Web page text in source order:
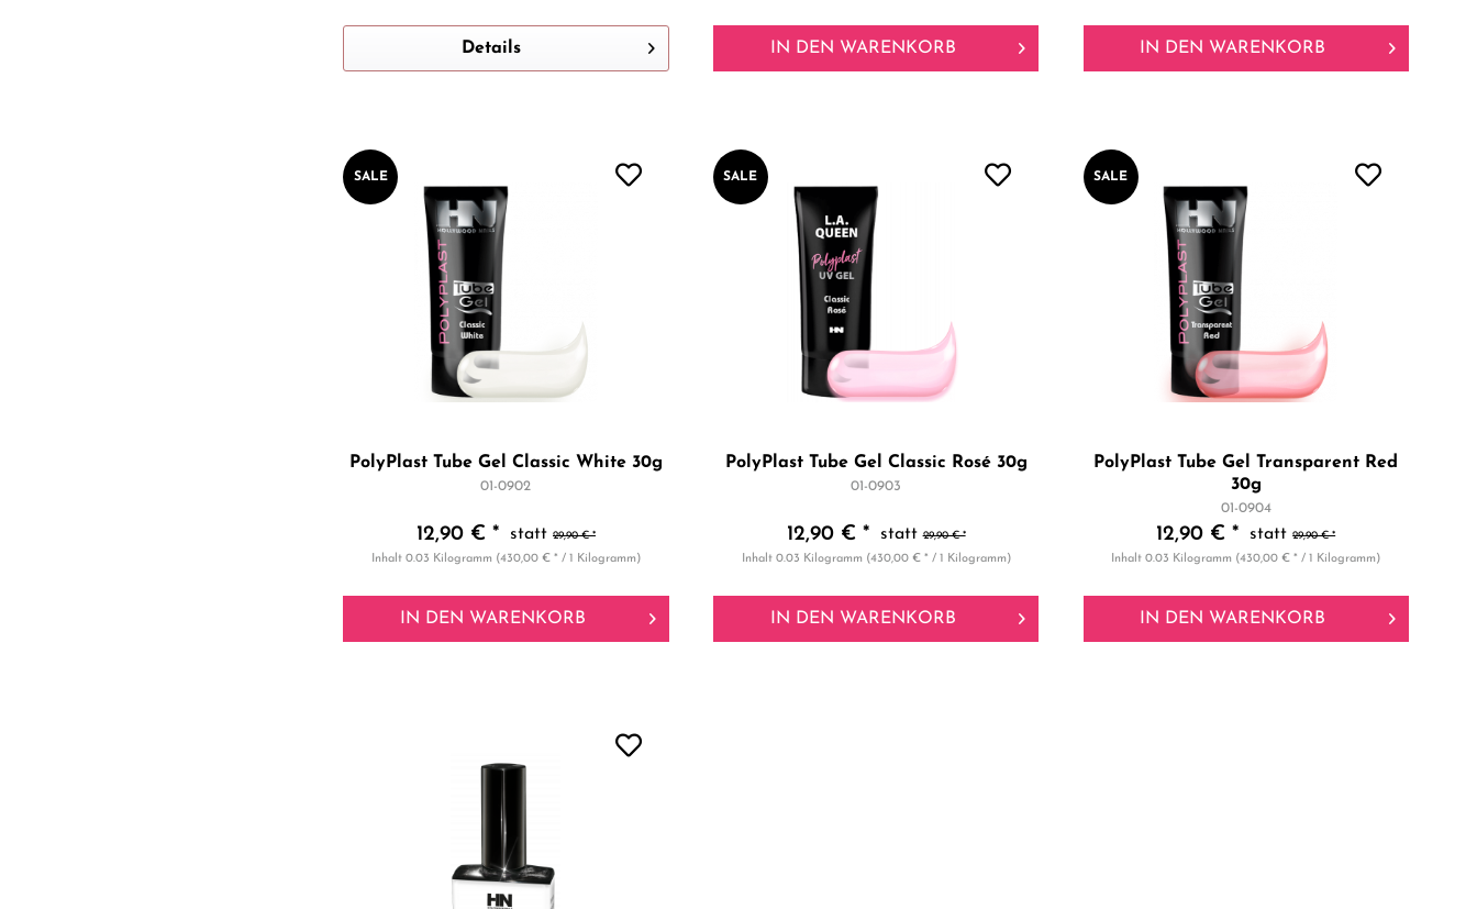
Details IN DEN WARENKORB IN DEN WARENKORB
SALE
PolyPlast Tube Gel Classic White 30g
01-0902
12,90 € *
29,90 € *
Inhalt 0.03 Kilogramm (430,00 € * / 1 Kilogramm)
IN DEN WARENKORB
SALE
PolyPlast Tube Gel Classic Rosé 30g
01-0903
12,90 € *
29,90 € *
Inhalt 0.03 Kilogramm (430,00 € * / 1 Kilogramm)
IN DEN WARENKORB
SALE
PolyPlast Tube Gel Transparent Red
30g
01-0904
12,90 € *
29,90 € *
Inhalt0.03 Kilogramm (430,00 € * / 1 Kilogramm)
IN DEN WARENKORB